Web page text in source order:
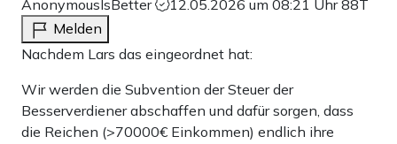
AnonymousIsBetter
12.05.2026 um 08:21 Uhr88T
Melden
Nachdem Lars das eingeordnet hat:
Wir werden die Subvention der Steuer der
Besserverdiener abschaffen und dafür sorgen, dass
die Reichen (>70000€ Einkommen) endlich ihre